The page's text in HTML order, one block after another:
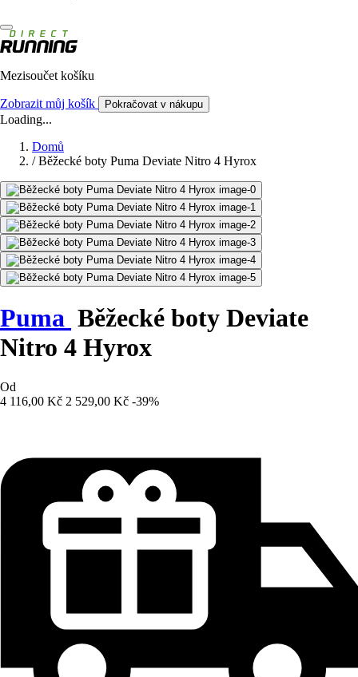
Mezisoučet košíku
Zobrazit můj košík Pokračovat v nákupu
Loading...
Domů
/ Běžecké boty Puma Deviate Nitro 4 Hyrox
Puma Běžecké boty Deviate
Nitro 4 Hyrox
Od
4 116,00 Kč 2 529,00 Kč -39%